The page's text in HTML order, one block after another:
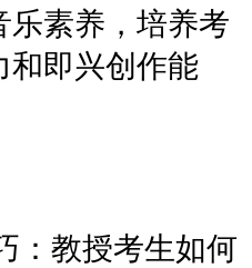
乐素养，培养考
和即兴创作能
教授考生如何